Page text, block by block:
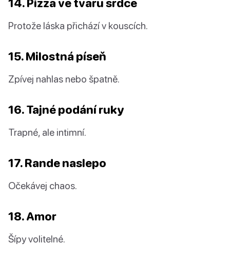
14. Pizza ve tvaru srdce
Protože láska přichází v kouscích.
15. Milostná píseň
Zpívej nahlas nebo špatně.
16. Tajné podání ruky
Trapné, ale intimní.
17. Rande naslepo
Očekávej chaos.
18. Amor
Šípy volitelné.